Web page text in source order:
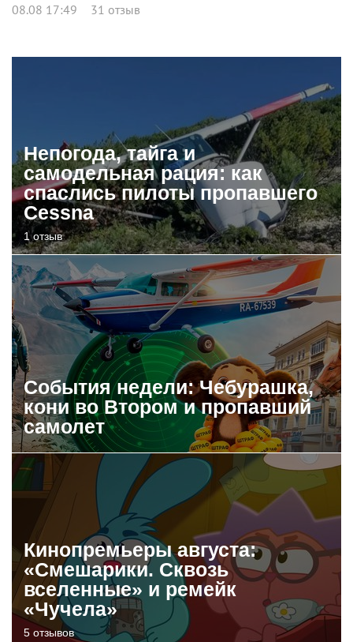
08.08 17:49 31 отзыв
Непогода, тайга и
самодельная рация: как
спаслись пилоты пропавшего
Cessna
1 отзыв
События недели: Чебурашка,
кони во Втором и пропавший
самолет
Кинопремьеры августа:
«Смешарики. Сквозь
вселенные» и ремейк
«Чучела»
5 отзывов